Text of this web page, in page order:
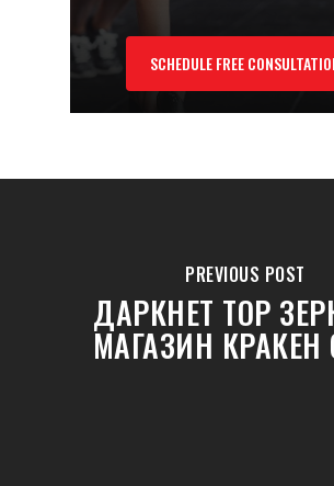
SCHEDULE FREE
PREVIOUS POST
ДАРКНЕТ ТОР
МАГАЗИН КРАКЕН